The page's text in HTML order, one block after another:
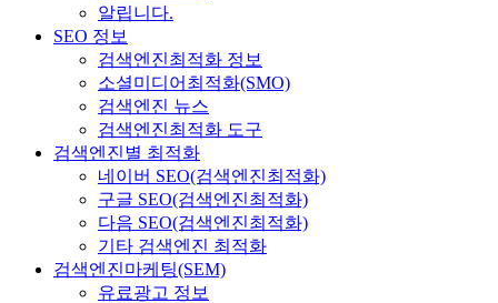
알립니다.
SEO 정보
검색엔진최적화 정보
소셜미디어최적화(SMO)
검색엔진 뉴스
검색엔진최적화 도구
검색엔진별 최적화
네이버 SEO(검색엔진최적화)
구글 SEO(검색엔진최적화)
다음 SEO(검색엔진최적화)
기타 검색엔진 최적화
검색엔진마케팅(SEM)
유료광고 정보